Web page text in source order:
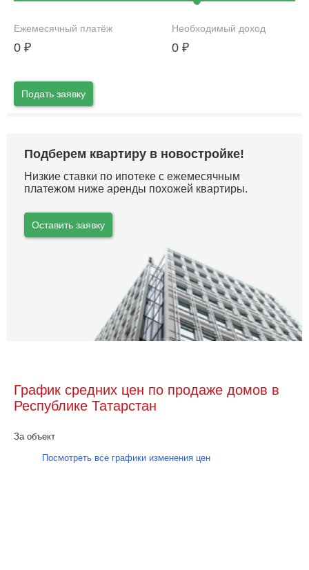
Ежемесячный платёж
0 ₽
Необходимый доход
0 ₽
Подать заявку
Подберем квартиру в новостройке!
Низкие ставки по ипотеке с ежемесячным
платежом ниже аренды похожей квартиры.
Оставить заявку
График средних цен по продаже домов в
Республике Татарстан
За объект
Посмотреть все графики изменения цен